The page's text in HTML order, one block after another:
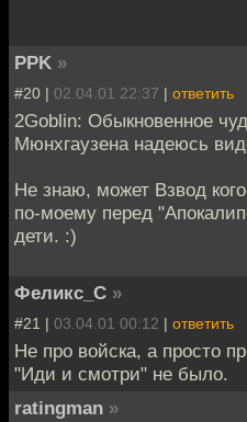
PPK »
#20 | 02.04.01 22:37 | ответить
2Goblin: Обыкновенное
Мюнхгаузена надеюсь
Не знаю, может Взвод
по-моему перед
дети. :)
Феликс_С »
#21 | 03.04.01 00:12 | ответить
Не про войска, а просто
"Иди и смотри" не было.
ratingman »